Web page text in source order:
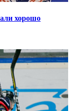
хорошо